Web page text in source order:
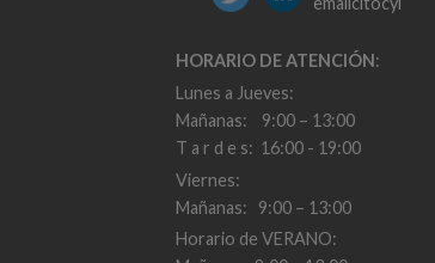
HORARIO DE ATENCIÓN:
Lunes a Jueves:
Mañanas: 9:00 – 13:00
T a r d e s: 16:00 - 19:00
Viernes:
Mañanas: 9:00 – 13:00
Horario de VERANO: